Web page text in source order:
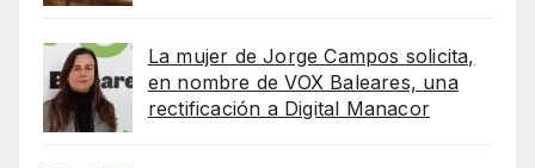
La mujer de Jorge Campos solicita,
en nombre de VOX Baleares, una
rectificación a Digital Manacor